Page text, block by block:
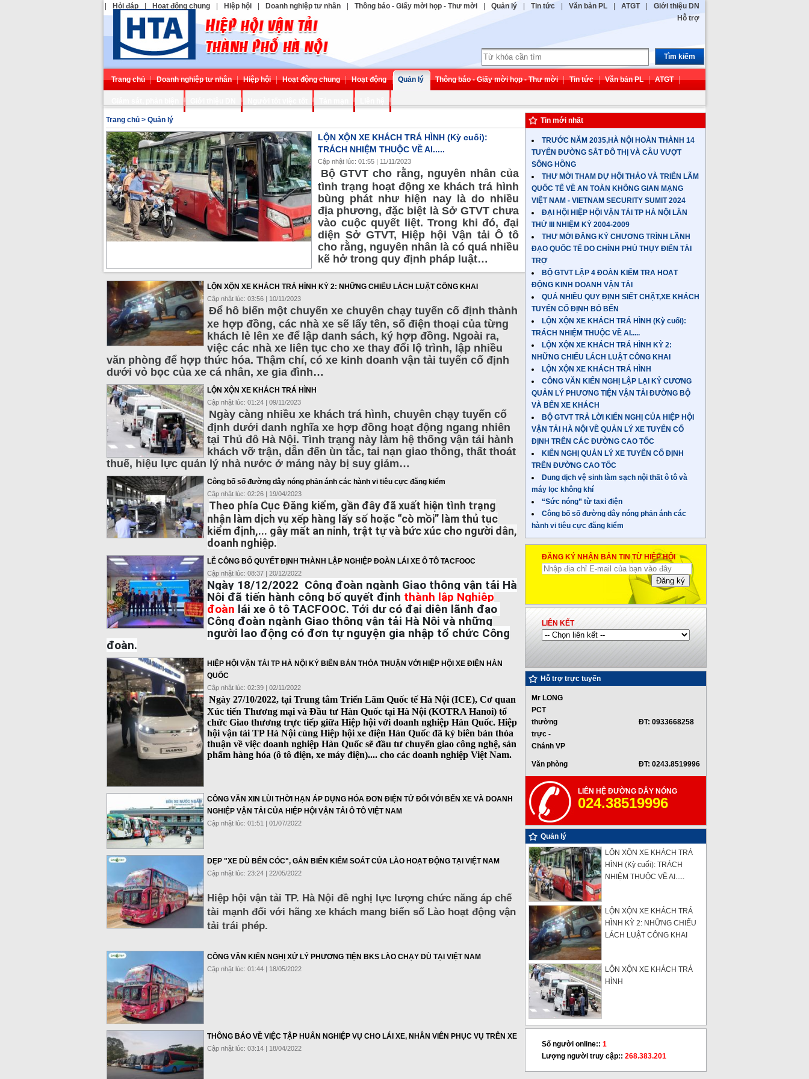
Giới thiệu DN
ATGT
Văn bản PL
Tin tức
Quản lý
Thông báo - Giấy mời họp - Thư mời
Doanh nghiệp tư nhân
Hiệp hội
Hoạt động chung
Hỏi đáp
Hỗ trợ
Tìm kiếm
Trang chủ Doanh nghiệp tư nhân Hiệp hội Hoạt động chung Hoạt động Quản lý Thông báo - Giấy mời họp - Thư mời Tin tức Văn bản PL ATGT
Trang chủ > Quản lý
LỘN XỘN XE KHÁCH TRÁ HÌNH (Kỳ cuối):
TRÁCH NHIỆM THUỘC VỀ AI.....
Cập nhật lúc: 01:55 | 11/11/2023
Bộ GTVT cho rằng, nguyên nhân của
tình trạng hoạt động xe khách trá hình
bùng phát như hiện nay là do nhiều
địa phương, đặc biệt là Sở GTVT chưa
vào cuộc quyết liệt. Trong khi đó, đại
diện Sở GTVT, Hiệp hội Vận tải Ô tô
cho rằng, nguyên nhân là có quá nhiều
kẽ hở trong quy định pháp luật…
LỘN XỘN XE KHÁCH TRÁ HÌNH KỲ 2: NHỮNG CHIẾU LÁCH LUẬT CÔNG KHAI
Cập nhật lúc: 03:56 | 10/11/2023
Để hô biến một chuyến xe chuyên chạy tuyến cố định thành
xe hợp đồng, các nhà xe sẽ lấy tên, số điện thoại của từng
khách lẻ lên xe để lập danh sách, ký hợp đồng. Ngoài ra,
việc các nhà xe liên tục cho xe thay đổi lộ trình, lập nhiều
văn phòng để hợp thức hóa. Thậm chí, có xe kinh doanh vận tải tuyến cố định
dưới vỏ bọc của xe cá nhân, xe gia đình…
LỘN XỘN XE KHÁCH TRÁ HÌNH
Cập nhật lúc: 01:24 | 09/11/2023
Ngày càng nhiều xe khách trá hình, chuyên chạy tuyến cố
định dưới danh nghĩa xe hợp đồng hoạt động ngang nhiên
tại Thủ đô Hà Nội. Tình trạng này làm hệ thống vận tải hành
khách vỡ trận, dẫn đến ùn tắc, tai nạn giao thông, thất thoát
thuế, hiệu lực quản lý nhà nước ở mảng này bị suy giảm…
Công bố số đường dây nóng phản ánh các hành vi tiêu cực đăng kiểm
Cập nhật lúc: 02:26 | 19/04/2023
Theo phía Cục Đăng kiểm, gần đây đã xuất hiện tình trạng
nhận làm dịch vụ xếp hàng lấy số hoặc “cò mồi” làm thủ tục
kiểm định,... gây mất an ninh, trật tự và bức xúc cho người dân,
doanh nghiệp.
LỄ CÔNG BỐ QUYẾT ĐỊNH THÀNH LẬP NGHIỆP ĐOÀN LÁI XE Ô TÔ TACFOOC
Cập nhật lúc: 08:37 | 20/12/2022
Ngày 18/12/2022 Công đoàn ngành Giao thông vận tải Hà
Nội đã tiến hành công bố quyết định thành lập Nghiệp
đoàn lái xe ô tô TACFOOC. Tới dự có đại diện lãnh đạo
Công đoàn ngành Giao thông vận tải Hà Nội và những
người lao động có đơn tự nguyện gia nhập tổ chức Công
đoàn.
HIỆP HỘI VẬN TẢI TP HÀ NỘI KÝ BIÊN BẢN THỎA THUẬN VỚI HIỆP HỘI XE ĐIỆN HÀN
QUỐC
Cập nhật lúc: 02:39 | 02/11/2022
Ngày 27/10/2022, tại Trung tâm Triển Lãm Quốc tế Hà Nội (ICE), Cơ quan
Xúc tiến Thương mại và Đầu tư Hàn Quốc tại Hà Nội (KOTRA Hanoi) tổ
chức Giao thương trực tiếp giữa Hiệp hội với doanh nghiệp Hàn Quốc. Hiệp
hội vận tải TP Hà Nội cùng Hiệp hội xe điện Hàn Quốc đã ký biên bản thỏa
thuận về việc doanh nghiệp Hàn Quốc sẽ đầu tư chuyển giao công nghệ, sản
phẩm hàng hóa (ô tô điện, xe máy điện).... cho các doanh nghiệp Việt Nam.
CÔNG VĂN XIN LÙI THỜI HẠN ÁP DỤNG HÓA ĐƠN ĐIỆN TỬ ĐỐI VỚI BẾN XE VÀ DOANH
NGHIỆP VẬN TẢI CỦA HIỆP HỘI VẬN TẢI Ô TÔ VIỆT NAM
Cập nhật lúc: 01:51 | 01/07/2022
DẸP "XE DÙ BẾN CÓC", GẮN BIỂN KIỂM SOÁT CỦA LÀO HOẠT ĐỘNG TẠI VIỆT NAM
Cập nhật lúc: 23:24 | 22/05/2022
Hiệp hội vận tải TP. Hà Nội đề nghị lực lượng chức năng áp chế
tài mạnh đối với hãng xe khách mang biển số Lào hoạt động vận
tải trái phép.
CÔNG VĂN KIẾN NGHỊ XỬ LÝ PHƯƠNG TIỆN BKS LÀO CHẠY DÙ TẠI VIỆT NAM
Cập nhật lúc: 01:44 | 18/05/2022
THÔNG BÁO VỀ VIỆC TẬP HUẤN NGHIỆP VỤ CHO LÁI XE, NHÂN VIÊN PHỤC VỤ TRÊN XE
Cập nhật lúc: 03:14 | 18/04/2022
Tin mới nhất
TRƯỚC NĂM 2035,HÀ NỘI HOÀN THÀNH 14
TUYẾN ĐƯỜNG SẮT ĐÔ THỊ VÀ CẦU VƯỢT
SÔNG HỒNG
THƯ MỜI THAM DỰ HỘI THẢO VÀ TRIỂN LÃM
QUỐC TẾ VỀ AN TOÀN KHÔNG GIAN MẠNG
VIỆT NAM - VIETNAM SECURITY SUMIT 2024
ĐẠI HỘI HIỆP HỘI VẬN TẢI TP HÀ NỘI LẦN
THỨ III NHIỆM KỲ 2004-2009
THƯ MỜI ĐĂNG KÝ CHƯƠNG TRÌNH LÃNH
ĐẠO QUỐC TẾ DO CHÍNH PHỦ THỤY ĐIỂN TÀI
TRỢ
BỘ GTVT LẬP 4 ĐOÀN KIỂM TRA HOẠT
ĐỘNG KINH DOANH VẬN TẢI
QUÁ NHIỀU QUY ĐỊNH SIẾT CHẶT,XE KHÁCH
TUYẾN CỐ ĐỊNH BỎ BẾN
LỘN XỘN XE KHÁCH TRÁ HÌNH (Kỳ cuối):
TRÁCH NHIỆM THUỘC VỀ AI.....
LỘN XỘN XE KHÁCH TRÁ HÌNH KỲ 2:
NHỮNG CHIẾU LÁCH LUẬT CÔNG KHAI
LỘN XỘN XE KHÁCH TRÁ HÌNH
CÔNG VĂN KIẾN NGHỊ LẬP LẠI KỶ CƯƠNG
QUẢN LÝ PHƯƠNG TIỆN VẬN TẢI ĐƯỜNG BỘ
VÀ BẾN XE KHÁCH
BỘ GTVT TRẢ LỜI KIẾN NGHỊ CỦA HIỆP HỘI
VẬN TẢI HÀ NỘI VỀ QUẢN LÝ XE TUYẾN CỐ
ĐỊNH TRÊN CÁC ĐƯỜNG CAO TỐC
KIẾN NGHỊ QUẢN LÝ XE TUYẾN CỐ ĐỊNH
TRÊN ĐƯỜNG CAO TỐC
Dung dịch vệ sinh làm sạch nội thất ô tô và
máy lọc không khí
“Sức nóng” từ taxi điện
Công bố số đường dây nóng phản ánh các
hành vi tiêu cực đăng kiểm
ĐĂNG KÝ NHẬN BẢN TIN TỪ HIỆP HỘI
LIÊN KẾT
Hỗ trợ trực tuyến
Mr LONG
PCT
thường
trực -
Chánh VP
ĐT: 0933668258
Văn phòng ĐT: 0243.8519996
LIÊN HỆ ĐƯỜNG DÂY NÓNG
024.38519996
Quản lý
LỘN XỘN XE KHÁCH TRÁ
HÌNH (Kỳ cuối): TRÁCH
NHIỆM THUỘC VỀ AI.....
LỘN XỘN XE KHÁCH TRÁ
HÌNH KỲ 2: NHỮNG CHIẾU
LÁCH LUẬT CÔNG KHAI
LỘN XỘN XE KHÁCH TRÁ
HÌNH
Số người online:: 1
Lượng người truy cập:: 268.383.201